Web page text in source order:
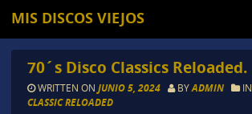
MIS DISCOS VIEJOS
70´s Disco Classics Reloaded.
WRITTEN ON JUNIO 5, 2024 BYADMIN IN
CLASSIC RELOADED